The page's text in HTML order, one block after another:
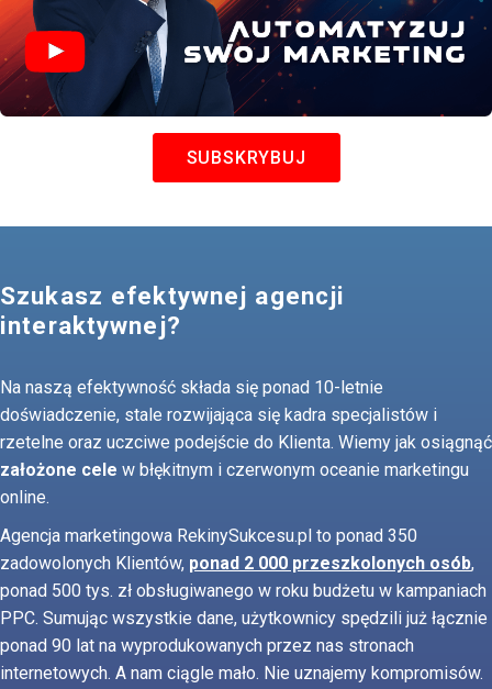
SUBSKRYBUJ
Szukasz efektywnej agencji
interaktywnej?
Na naszą efektywność składa się ponad 10-letnie
doświadczenie, stale rozwijająca się kadra specjalistów i
rzetelne oraz uczciwe podejście do Klienta. Wiemy jak osiągnąć
założone cele w błękitnym i czerwonym oceanie marketingu
online.
Agencja marketingowa RekinySukcesu.pl to ponad 350
zadowolonych Klientów, ponad 2 000 przeszkolonych osób,
ponad 500 tys. zł obsługiwanego w roku budżetu w kampaniach
PPC. Sumując wszystkie dane, użytkownicy spędzili już łącznie
ponad 90 lat na wyprodukowanych przez nas stronach
internetowych. A nam ciągle mało. Nie uznajemy kompromisów.